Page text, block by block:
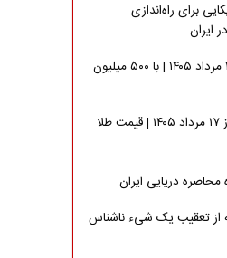
برای راه‌اندازی
ایران
ثبت نام سایپا امروز ۱۷ مرداد ۱۴۰۵ | با ۵۰۰ میلیون
قیمت طلا و سکه امروز ۱۷ مرداد ۱۴۰۵ | قیمت طلا
محاصره دریایی ایران
از تعقیب یک شیء ناشناس